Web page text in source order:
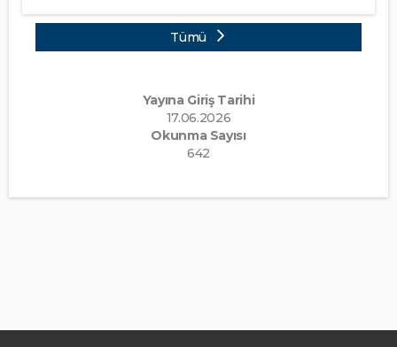
Tümü
Yayına Giriş Tarihi
17.06.2026
Okunma Sayısı
642